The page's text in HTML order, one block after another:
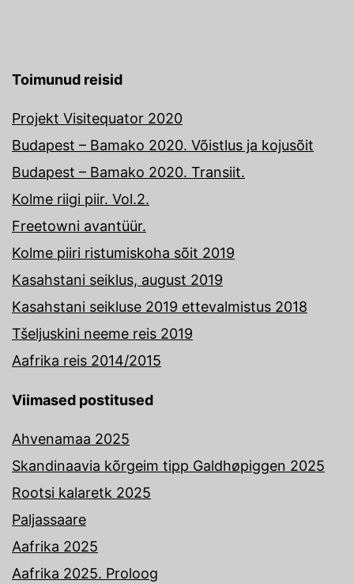
Toimunud reisid
Projekt Visitequator 2020
Budapest – Bamako 2020. Võistlus ja kojusõit
Budapest – Bamako 2020. Transiit.
Kolme riigi piir. Vol.2.
Freetowni avantüür.
Kolme piiri ristumiskoha sõit 2019
Kasahstani seiklus, august 2019
Kasahstani seikluse 2019 ettevalmistus 2018
Tšeljuskini neeme reis 2019
Aafrika reis 2014/2015
Viimased postitused
Ahvenamaa 2025
Skandinaavia kõrgeim tipp Galdhøpiggen 2025
Rootsi kalaretk 2025
Paljassaare
Aafrika 2025
Aafrika 2025. Proloog